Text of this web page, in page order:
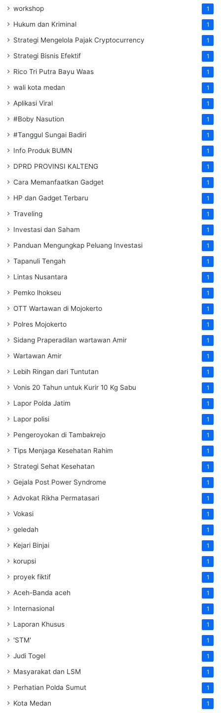
workshop 1
Hukum dan Kriminal 1
Strategi Mengelola Pajak Cryptocurrency 1
Strategi Bisnis Efektif 1
Rico Tri Putra Bayu Waas 1
wali kota medan 1
Aplikasi Viral 1
#Boby Nasution 1
#Tanggul Sungai Badiri 1
Info Produk BUMN 1
DPRD PROVINSI KALTENG 1
Cara Memanfaatkan Gadget 1
HP dan Gadget Terbaru 1
Traveling 1
Investasi dan Saham 1
Panduan Mengungkap Peluang Investasi 1
Tapanuli Tengah 1
Lintas Nusantara 1
Pemko lhokseu 1
OTT Wartawan di Mojokerto 1
Polres Mojokerto 1
Sidang Praperadilan wartawan Amir 1
Wartawan Amir 1
Lebih Ringan dari Tuntutan 1
Vonis 20 Tahun untuk Kurir 10 Kg Sabu 1
Lapor Polda Jatim 1
Lapor polisi 1
Pengeroyokan di Tambakrejo 1
Tips Menjaga Kesehatan Rahim 1
Strategi Sehat Kesehatan 1
Gejala Post Power Syndrome 1
Advokat Rikha Permatasari 1
Vokasi 1
geledah 1
Kejari Binjai 1
korupsi 1
proyek fiktif 1
Aceh-Banda aceh 1
Internasional 1
Laporan Khusus 1
'STM' 1
Judi Togel 1
Masyarakat dan LSM 1
Perhatian Polda Sumut 1
Kota Medan 1